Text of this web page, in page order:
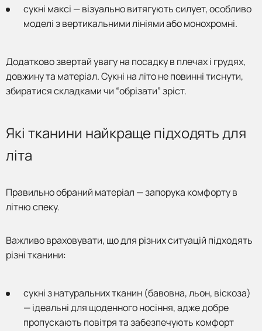
сукні максі — візуально витягують силует, особливо
моделі з вертикальними лініями або монохромні.
Додатково звертай увагу на посадку в плечах і грудях,
довжину та матеріал. Сукні на літо не повинні тиснути,
збиратися складками чи “обрізати” зріст.
Які тканини найкраще підходять для
літа
Правильно обраний матеріал — запорука комфорту в
літню спеку.
Важливо враховувати, що для різних ситуацій підходять
різні тканини:
сукні з натуральних тканин (бавовна, льон, віскоза)
— ідеальні для щоденного носіння, адже добре
пропускають повітря та забезпечують комфорт